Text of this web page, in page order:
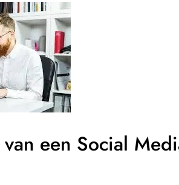
een Social